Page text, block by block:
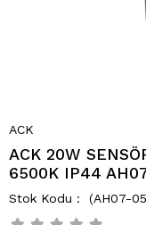
ACK
ACK 20W
6500K IP44
(AH07-